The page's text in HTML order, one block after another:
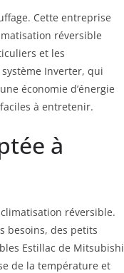
Cette entreprise
réversible
et les
Inverter, qui
économie d’énergie
à entretenir.
à
réversible.
besoins, des petits
Estillac de Mitsubishi
de la température et